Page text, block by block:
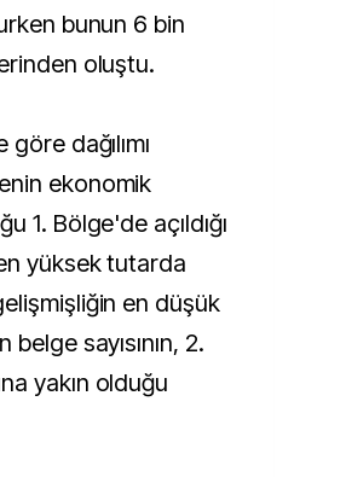
bunun 6 bin
oluştu.
dağılımı
ekonomik
1. Bölge'de açıldığı
yüksek tutarda
en düşük
sayısının, 2.
yakın olduğu